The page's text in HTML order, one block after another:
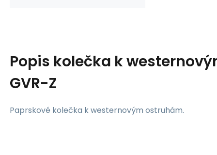
Popis kolečka k
GVR-Z
Paprskové kolečka k westernovým ostruhám.